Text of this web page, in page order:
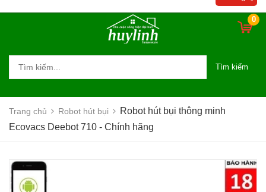
0
Tìm kiếm
Trang chủ Robot hút bụi
Robot hút bụi thông minh
Ecovacs Deebot 710 - Chính hãng